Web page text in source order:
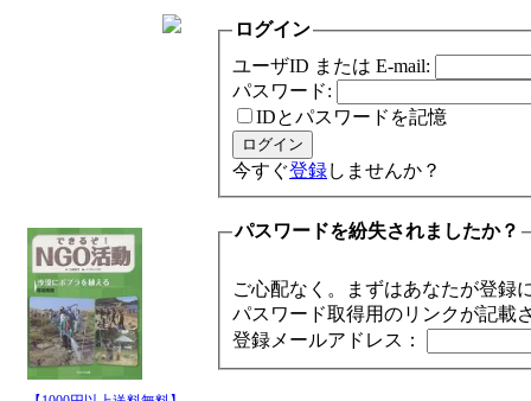
ログイン
ユーザID または E-mail:
パスワード:
IDとパスワードを記憶
今すぐ登録しませんか？
パスワードを紛失されましたか？
ご心配なく。まずはあなたが登録
パスワード取得用のリンクが記載
登録メールアドレス：